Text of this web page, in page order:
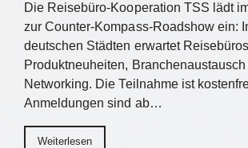
Die Reisebüro-Kooperation TSS lädt
zur Counter-Kompass-Roadshow ein:
deutschen Städten erwartet
Produktneuheiten, Branchenaustausch
Networking. Die Teilnahme ist
Anmeldungen sind ab…
Weiterlesen